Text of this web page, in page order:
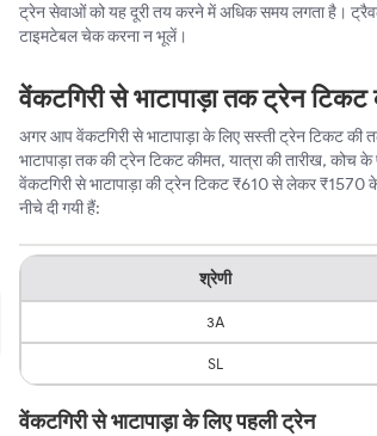
ट्रेन सेवाओं को यह दूरी तय करने में अधिक समय लगता है।
टाइमटेबल चेक करना न भूलें।
वेंकटगिरी से भाटापाड़ा तक ट्रेन टिकट
अगर आप वेंकटगिरी से भाटापाड़ा के लिए सस्ती ट्रेन टिकट
भाटापाड़ा तक की ट्रेन टिकट कीमत, यात्रा की तारीख,
वेंकटगिरी से भाटापाड़ा की ट्रेन टिकट ₹610 से लेकर ₹1570
नीचे दी गयी हैं:
श्रेणी
3A
SL
वेंकटगिरी से भाटापाड़ा के लिए पहली ट्रेन